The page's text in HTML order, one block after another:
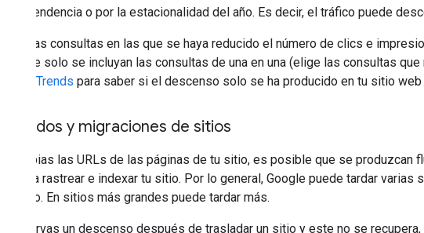
nueva tendencia o por la estacionalidad del año. Es decir, el tráfico puede
Busca las consultas en las que se haya reducido el número de clics e
para que solo se incluyan las consultas de una en una (elige las consultas
Google Trends para saber si el descenso solo se ha producido en tu sitio web
Traslados y migraciones de sitios
Si cambias las URLs de las páginas de tu sitio, es posible que se
vuelve a rastrear e indexar tu sitio. Por lo general, Google puede tardar
mediano. En sitios más grandes puede tardar más.
Si observas un descenso después de trasladar un sitio y este no se